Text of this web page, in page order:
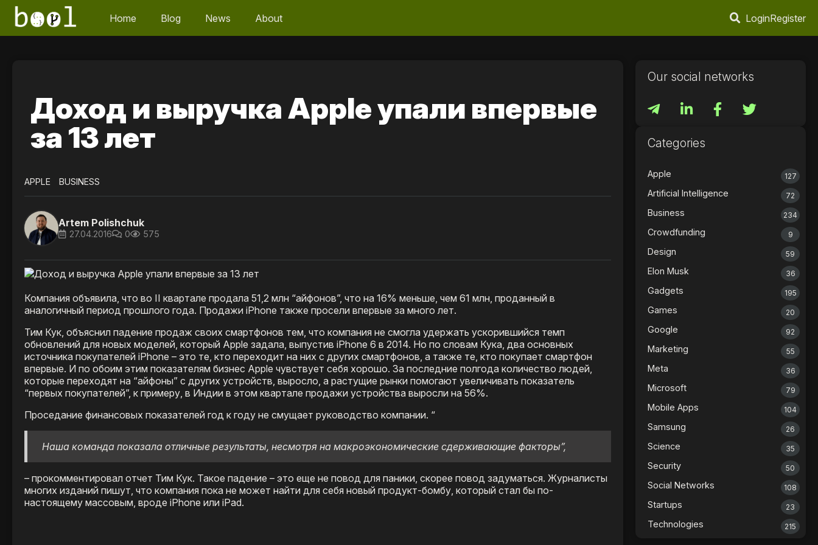
Home Blog News About LoginRegister
Доход и выручка Apple упали впервые
за 13 лет
APPLE BUSINESS
Artem Polishchuk
27.04.2016 0 575
Компания объявила, что во II квартале продала 51,2 млн “айфонов”, что на 16% меньше, чем 61 млн, проданный в
аналогичный период прошлого года. Продажи iPhone также просели впервые за много лет.
Тим Кук, объяснил падение продаж своих смартфонов тем, что компания не смогла удержать ускорившийся темп
обновлений для новых моделей, который Apple задала, выпустив iPhone 6 в 2014. Но по словам Кука, два основных
источника покупателей iPhone – это те, кто переходит на них с других смартфонов, а также те, кто покупает смартфон
впервые. И по обоим этим показателям бизнес Apple чувствует себя хорошо. За последние полгода количество людей,
которые переходят на “айфоны” с других устройств, выросло, а растущие рынки помогают увеличивать показатель
“первых покупателей”, к примеру, в Индии в этом квартале продажи устройства выросли на 56%.
Проседание финансовых показателей год к году не смущает руководство компании. “
Наша команда показала отличные результаты, несмотря на макроэкономические сдерживающие факторы”,
– прокомментировал отчет Тим Кук. Такое падение – это еще не повод для паники, скорее повод задуматься. Журналисты
многих изданий пишут, что компания пока не может найти для себя новый продукт-бомбу, который стал бы по-
настоящему массовым, вроде iPhone или iPad.
Our social networks
Categories
Apple 127
Artificial Intelligence 72
Business 234
Crowdfunding 9
Design 59
Elon Musk 36
Gadgets 195
Games 20
Google 92
Marketing 55
Meta 36
Microsoft 79
Mobile Apps 104
Samsung 26
Science 35
Security 50
Social Networks 108
Startups 23
Technologies 215